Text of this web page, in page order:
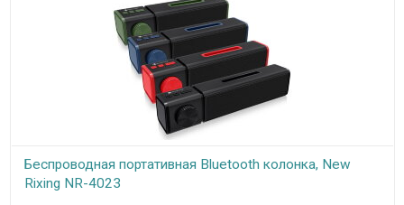
Беспроводная портативная Bluetooth колонка, New
Rixing NR-4023